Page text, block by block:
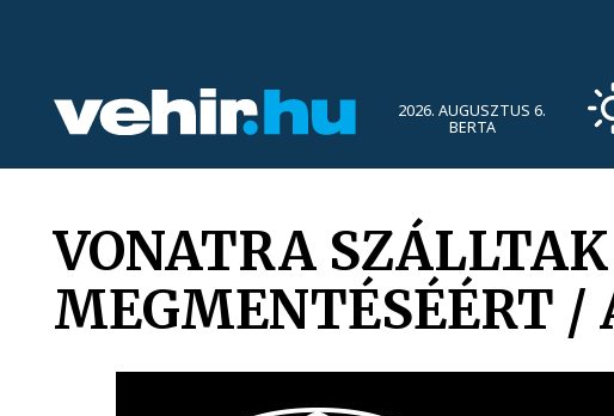
2026. AUGUSZTUS 6.
BERTA
VONATRA
MEGMENTÉSÉÉRT /